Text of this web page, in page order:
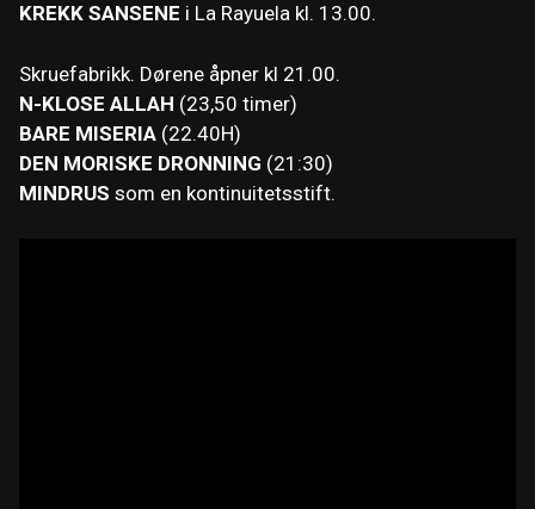
KREKK SANSENE i La Rayuela kl. 13.00.
Skruefabrikk. Dørene åpner kl 21.00.
N-KLOSE ALLAH (23,50 timer)
BARE MISERIA (22.40H)
DEN MORISKE DRONNING (21:30)
MINDRUS som en kontinuitetsstift.